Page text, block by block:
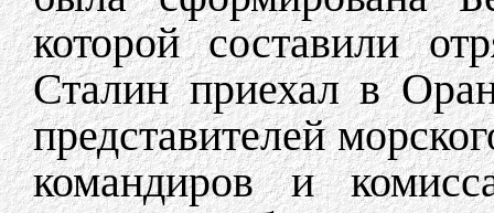
которой составили
Сталин приехал в
представителей
командиров и